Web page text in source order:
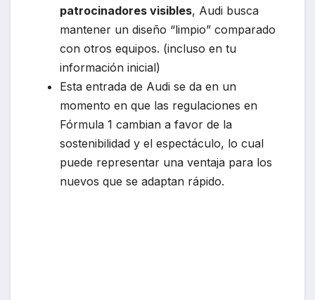
patrocinadores visibles, Audi busca
mantener un diseño “limpio” comparado
con otros equipos. (incluso en tu
información inicial)
Esta entrada de Audi se da en un
momento en que las regulaciones en
Fórmula 1 cambian a favor de la
sostenibilidad y el espectáculo, lo cual
puede representar una ventaja para los
nuevos que se adaptan rápido.